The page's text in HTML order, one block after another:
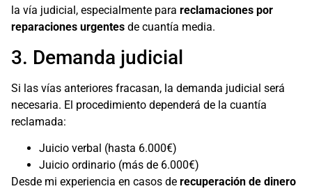
la vía judicial, especialmente para reclamaciones por
reparaciones urgentes de cuantía media.
3. Demanda judicial
Si las vías anteriores fracasan, la demanda judicial será
necesaria. El procedimiento dependerá de la cuantía
reclamada:
Juicio verbal (hasta 6.000€)
Juicio ordinario (más de 6.000€)
Desde mi experiencia en casos de recuperación de dinero